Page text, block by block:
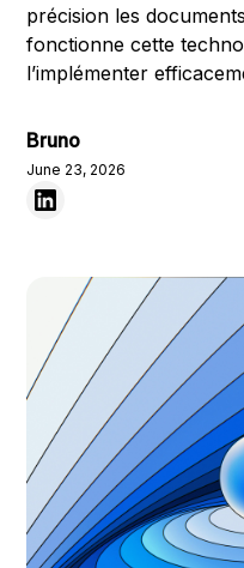
précision les
fonctionne cette
l’implémenter
Bruno
June 23, 2026